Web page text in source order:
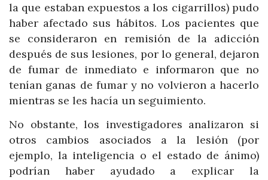
la que estaban expuestos a los cigarrillos) pudo
haber afectado sus hábitos. Los pacientes que
se consideraron en remisión de la adicción
después de sus lesiones, por lo general, dejaron
de fumar de inmediato e informaron que no
tenían ganas de fumar y no volvieron a hacerlo
mientras se les hacía un seguimiento.
No obstante, los investigadores analizaron si
otros cambios asociados a la lesión (por
ejemplo, la inteligencia o el estado de ánimo)
podrían haber ayudado a explicar la